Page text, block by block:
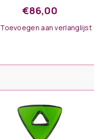
€86,00
Toevoegen aan verlanglijst